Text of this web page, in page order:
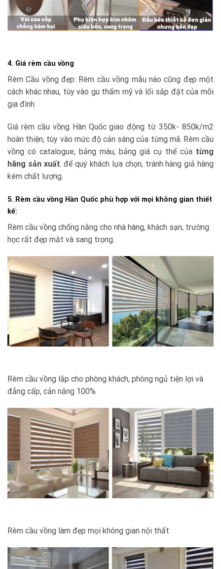
4. Giá rèm cầu vồng
Rèm Cầu vồng đẹp: Rèm cầu vồng mẫu nào cũng đẹp một
cách khác nhau, tùy vào gu thẩm mỹ và lối sắp đặt của mỗi
gia đình.
Giá rèm cầu vồng Hàn Quốc giao động từ 350k- 850k/m2
hoàn thiện, tùy vào mức độ cản sáng của từng mã. Rèm cầu
vồng có catalogue, bảng màu, bảng giá cụ thể của từng
hãng sản xuất. để quý khách lựa chọn, tránh hàng giả hàng
kém chất lượng.
5. Rèm cầu vồng Hàn Quốc phù hợp với mọi không gian thiết
kế:
Rèm cầu vồng chống nắng cho nhà hàng, khách sạn, trường
học rất đẹp mắt và sang trọng.
Rèm cầu vồng lắp cho phòng khách, phòng ngủ tiện lợi và
đẳng cấp, cản nắng 100%
Rèm cầu vồng làm đẹp mọi không gian nội thất